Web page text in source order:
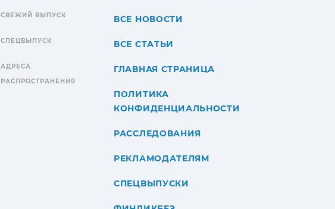
СВЕЖИЙ ВЫПУСК
СПЕЦВЫПУСК
АДРЕСА
РАСПРОСТРАНЕНИЯ
ВСЕ НОВОСТИ
ВСЕ СТАТЬИ
ГЛАВНАЯ СТРАНИЦА
ПОЛИТИКА
КОНФИДЕНЦИАЛЬНОСТИ
РАССЛЕДОВАНИЯ
РЕКЛАМОДАТЕЛЯМ
СПЕЦВЫПУСКИ